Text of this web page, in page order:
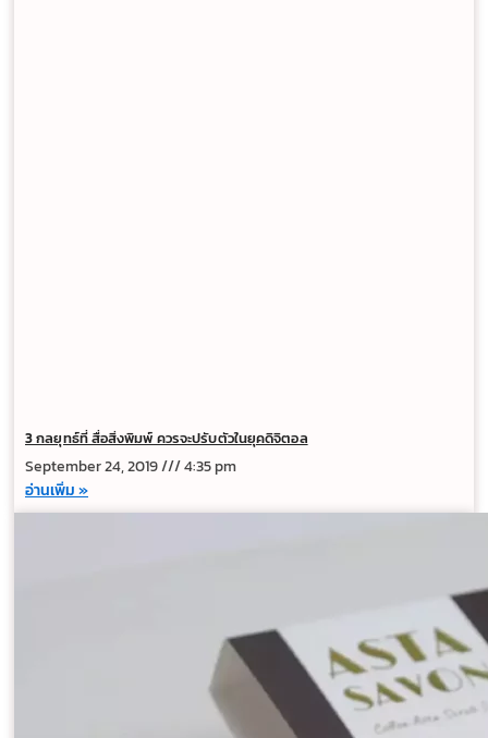
3 กลยุทธ์ที่ สื่อสิ่งพิมพ์ ควรจะปรับตัวในยุคดิจิตอล
September 24, 2019
4:35 pm
อ่านเพิ่ม »